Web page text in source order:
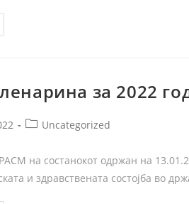
за 2022
Uncategorized
на состанокот одржан на
и здравствената состојба во